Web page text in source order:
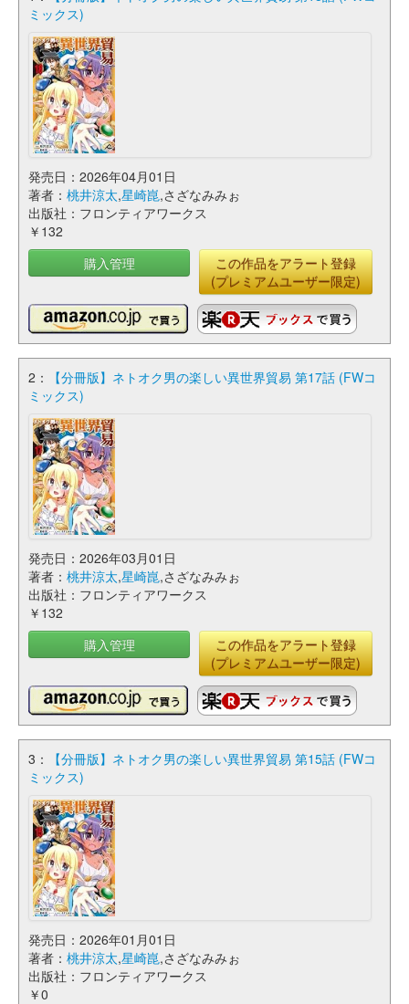
ミックス)
発売日：2026年04月01日
著者： 桃井涼太,星崎崑,さざなみみぉ
出版社：フロンティアワークス
￥132
購入管理
この作品をアラート登録
(プレミアムユーザー限定)
2：
【分冊版】ネトオク男の楽しい異世界貿易 第17話 (FWコ
ミックス)
発売日：2026年03月01日
著者： 桃井涼太,星崎崑,さざなみみぉ
出版社：フロンティアワークス
￥132
購入管理
この作品をアラート登録
(プレミアムユーザー限定)
3：
【分冊版】ネトオク男の楽しい異世界貿易 第15話 (FWコ
ミックス)
発売日：2026年01月01日
著者： 桃井涼太,星崎崑,さざなみみぉ
出版社：フロンティアワークス
￥0